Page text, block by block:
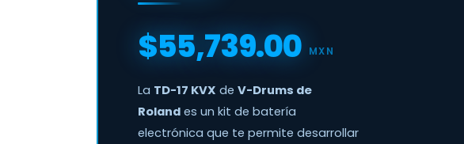
$55,739.00 MXN
La TD-17 KVX de V-Drums de
Roland es un kit de batería
electrónica que te permite desarrollar